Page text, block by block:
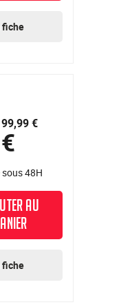
fiche
99,99 €
48H
AU
fiche